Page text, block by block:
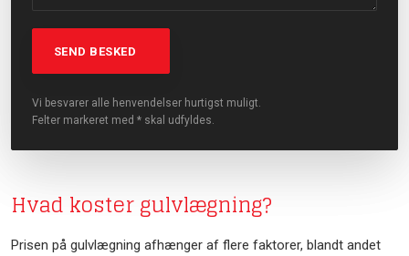
Vi besvarer alle henvendelser hurtigst muligt.
Felter markeret med * skal udfyldes.​
Hvad koster gulvlægning?
Prisen på gulvlægning afhænger af flere faktorer, blandt andet